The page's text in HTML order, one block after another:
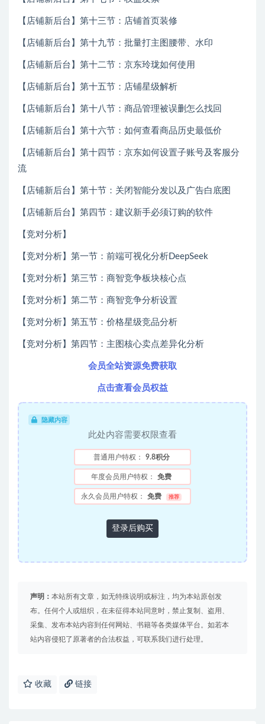
【店铺新后台】第十三节：店铺首页装修
【店铺新后台】第十九节：批量打主图腰带、水印
【店铺新后台】第十二节：京东玲珑如何使用
【店铺新后台】第十五节：店铺星级解析
【店铺新后台】第十八节：商品管理被误删怎么找回
【店铺新后台】第十六节：如何查看商品历史最低价
【店铺新后台】第十四节：京东如何设置子账号及客服分
流
【店铺新后台】第十节：关闭智能分发以及广告白底图
【店铺新后台】第四节：建议新手必须订购的软件
【竞对分析】
【竞对分析】第一节：前端可视化分析DeepSeek
【竞对分析】第三节：商智竞争板块核心点
【竞对分析】第二节：商智竞争分析设置
【竞对分析】第五节：价格星级竞品分析
【竞对分析】第四节：主图核心卖点差异化分析
会员全站资源免费获取
点击查看会员权益
隐藏内容
此处内容需要权限查看
普通用户特权： 9.8积分
年度会员用户特权： 免费
永久会员用户特权： 免费 推荐
登录后购买
声明： 本站所有文章，如无特殊说明或标注，均为本站原创发
布。任何个人或组织，在未征得本站同意时，禁止复制、盗用、
采集、发布本站内容到任何网站、书籍等各类媒体平台。如若本
站内容侵犯了原著者的合法权益，可联系我们进行处理。
收藏 链接